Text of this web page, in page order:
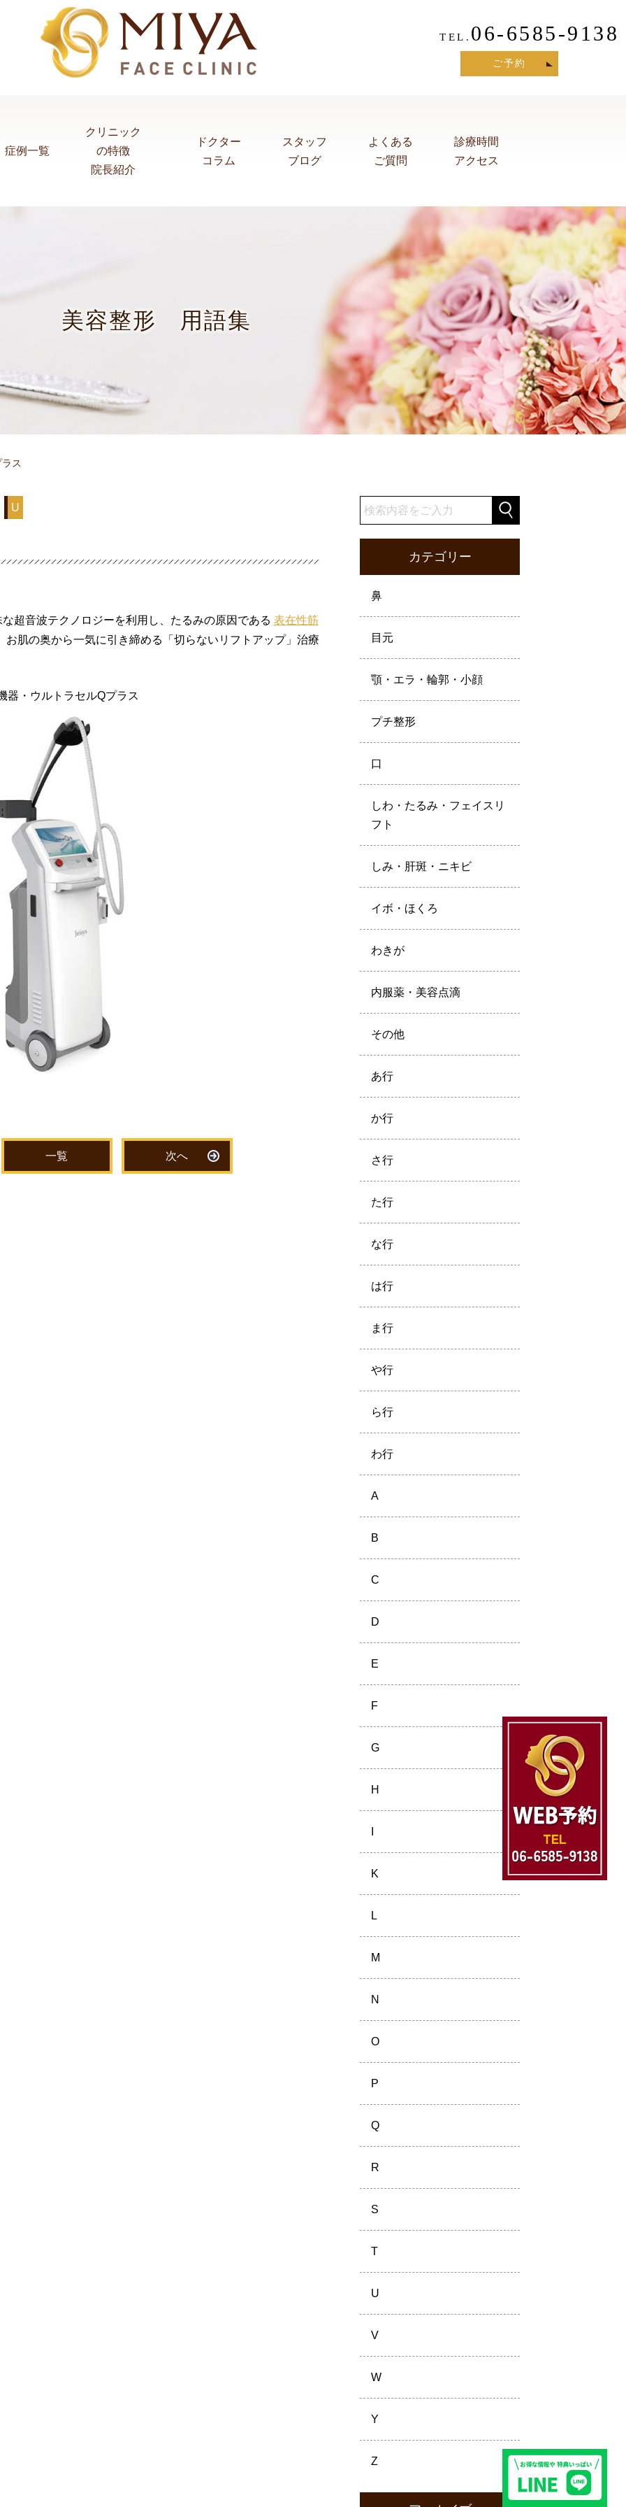
TEL. 06-6585-9138
ご予約
症例一覧
クリニック
の特徴
院長紹介
ドクター
コラム
スタッフ
ブログ
よくある
ご質問
診療時間
アクセス
美容整形 用語集
ス
U
超音波テクノロジーを利用し、たるみの原因である 表在性筋
お肌の奥から一気に引き締める「切らないリフトアップ」治療
器・ウルトラセルQプラス
一覧 次へ
カテゴリー
鼻
目元
顎・エラ・輪郭・小顔
プチ整形
口
しわ・たるみ・フェイスリ
フト
しみ・肝斑・ニキビ
イボ・ほくろ
わきが
内服薬・美容点滴
その他
あ行
か行
さ行
た行
な行
は行
ま行
や行
ら行
わ行
A
B
C
D
E
F
G
H
K
L
M
N
O
P
Q
R
S
T
U
V
W
Y
Z